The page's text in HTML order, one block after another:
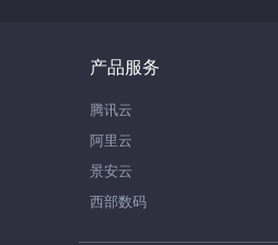
产品服务
腾讯云
阿里云
景安云
西部数码